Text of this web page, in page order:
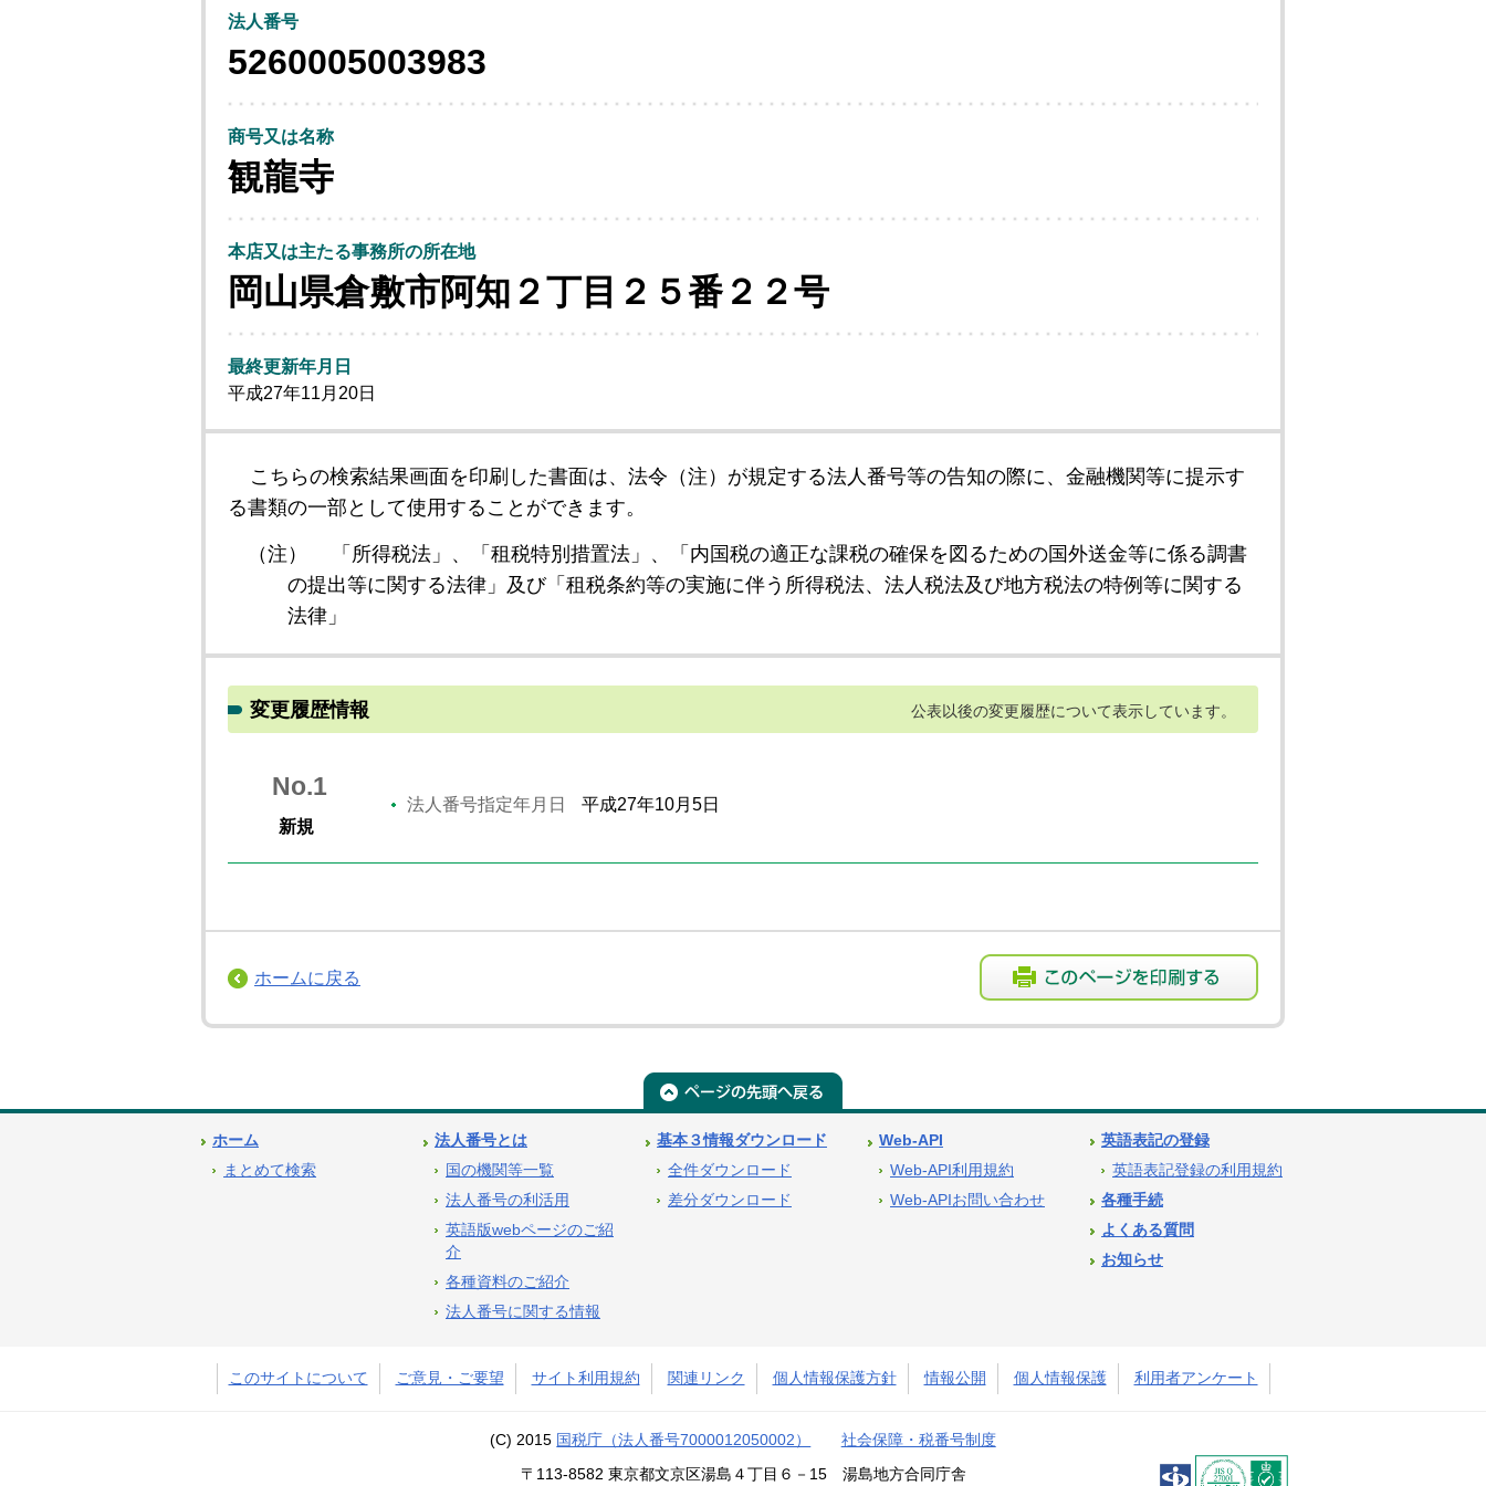
法人番号
5260005003983
商号又は名称
観龍寺
本店又は主たる事務所の所在地
岡山県倉敷市阿知２丁目２５番２２号
最終更新年月日
平成27年11月20日
こちらの検索結果画面を印刷した書面は、法令（注）が規定する法人番号等の告知の際に、金融機関等に提示す
る書類の一部として使用することができます。
（注）
「所得税法」、「租税特別措置法」、「内国税の適正な課税の確保を図るための国外送金等に係る調書
の提出等に関する法律」及び「租税条約等の実施に伴う所得税法、法人税法及び地方税法の特例等に関する
法律」
変更履歴情報 公表以後の変更履歴について表示しています。
No.1
新規
法人番号指定年月日 平成27年10月5日
ホームに戻る
ホーム
まとめて検索
法人番号とは
国の機関等一覧
法人番号の利活用
英語版webページのご紹
介
各種資料のご紹介
法人番号に関する情報
基本３情報ダウンロード
全件ダウンロード
差分ダウンロード
Web-API
Web-API利用規約
Web-APIお問い合わせ
英語表記の登録
英語表記登録の利用規約
各種手続
よくある質問
お知らせ
このサイトについて ご意見・ご要望 サイト利用規約 関連リンク 個人情報保護方針 情報公開 個人情報保護 利用者アンケート
(C) 2015 国税庁（法人番号7000012050002） 社会保障・税番号制度
〒113-8582 東京都文京区湯島４丁目６－15 湯島地方合同庁舎